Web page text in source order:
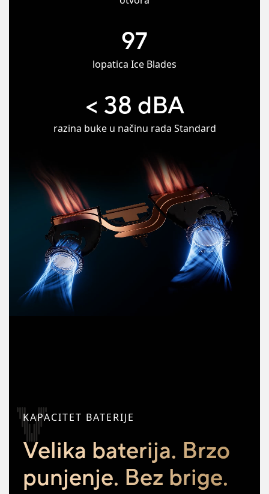
97
lopatica Ice Blades
< 38 dBA
razina buke u načinu rada Standard
KAPACITET BATERIJE
Velika baterija. Brzo
punjenje. Bez brige.